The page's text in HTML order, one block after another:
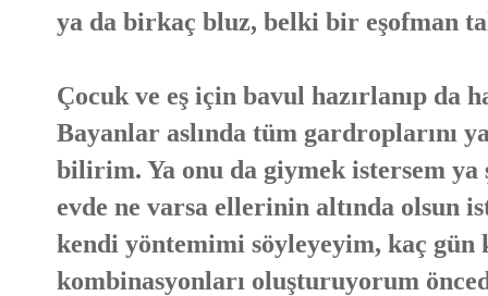
ya da birkaç bluz, belki bir eşofman
Çocuk ve eş için bavul hazırlanıp da
Bayanlar aslında tüm gardroplarını
bilirim. Ya onu da giymek istersem ya
evde ne varsa ellerinin altında olsun
kendi yöntemimi söyleyeyim, kaç gün
kombinasyonları oluşturuyorum